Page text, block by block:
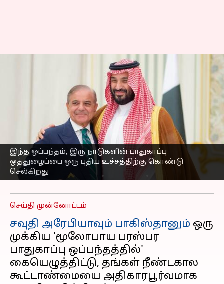
இந்த ஒப்பந்தம், இரு நாடுகளின் பாதுகாப்பு
ஒத்துழைப்பை ஒரு புதிய உச்சத்திற்கு கொண்டு
செல்கிறது
பாகிஸ்தான் -சவுதி
அரேபியா முக்கிய
பாதுகாப்பு ஒப்பந்தத்தில்
கையெழுத்து: 'ஒருவர்
மீதான தாக்குதல்
இருவருக்கும் எதிரான
ஆக்கிரமிப்பு'
எழுதியவர் Venkatalakshmi V Sep 18, 2025
செய்தி முன்னோட்டம்
சவுதி அரேபியாவும் பாகிஸ்தானும் ஒரு
முக்கிய 'மூலோபாய பரஸ்பர
பாதுகாப்பு ஒப்பந்தத்தில்'
கையெழுத்திட்டு, தங்கள் நீண்டகால
கூட்டாண்மையை அதிகாரபூர்வமாக